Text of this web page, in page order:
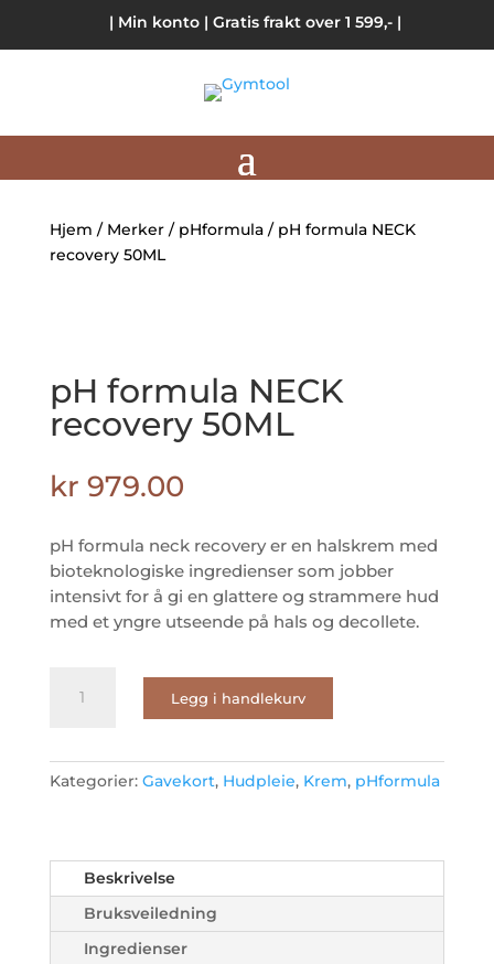
| Min konto| Gratis frakt over 1 599,- |
Hjem / Merker/ pHformula/ pH formula NECK
recovery 50ML
pH formula NECK
recovery 50ML
kr 979.00
pH formula neck recovery er en halskrem med
bioteknologiske ingredienser som jobber
intensivt for å gi en glattere og strammere hud
med et yngre utseende på hals og decollete.
formula
50ML
Legg i handlekurv
Kategorier: Gavekort, Hudpleie, Krem, pHformula
Beskrivelse
Bruksveiledning
Ingredienser